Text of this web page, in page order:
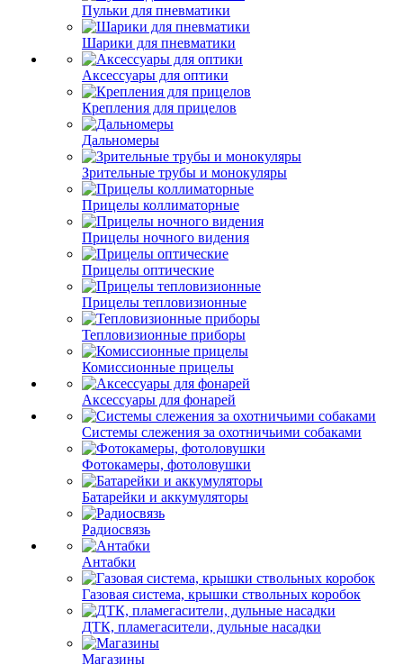
Пульки для пневматики
Шарики для пневматики
Аксессуары для оптики
Крепления для прицелов
Дальномеры
Зрительные трубы и монокуляры
Прицелы коллиматорные
Прицелы ночного видения
Прицелы оптические
Прицелы тепловизионные
Тепловизионные приборы
Комиссионные прицелы
Аксессуары для фонарей
Системы слежения за охотничьими собаками
Фотокамеры, фотоловушки
Батарейки и аккумуляторы
Радиосвязь
Антабки
Газовая система, крышки ствольных коробок
ДТК, пламегасители, дульные насадки
Магазины